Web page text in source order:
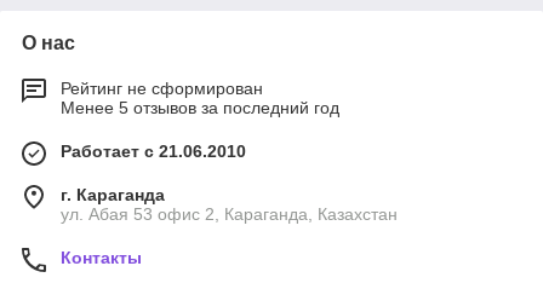
О нас
Рейтинг не сформирован
Менее 5 отзывов за последний год
Работает с 21.06.2010
г. Караганда
ул. Абая 53 офис 2, Караганда, Казахстан
Контакты